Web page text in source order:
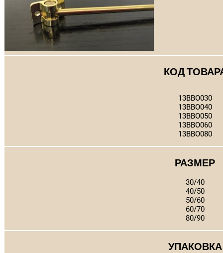
КОД
13BBO030
13BBO040
13BBO050
13BBO060
13BBO080
РАЗМЕР
30/40
40/50
50/60
60/70
80/90
УПАКОВКА